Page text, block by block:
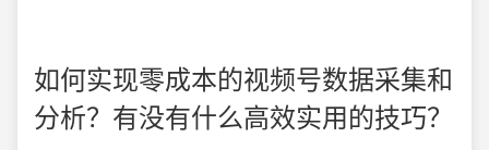
如何实现零成本的视频号数据采集和
分析？有没有什么高效实用的技巧？